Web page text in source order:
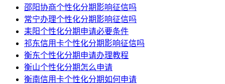
邵阳协商个性化分期影响征信吗
常宁办理个性化分期影响征信吗
耒阳个性化分期申请必要条件
祁东信用卡个性化分期影响征信吗
衡东个性化分期申请办理教程
衡山个性化分期怎么申请
衡南信用卡个性化分期如何申请